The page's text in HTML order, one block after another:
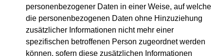
personenbezogener Daten in einer Weise, auf welche
die personenbezogenen Daten ohne Hinzuziehung
zusätzlicher Informationen nicht mehr einer
spezifischen betroffenen Person zugeordnet werden
können, sofern diese zusätzlichen Informationen